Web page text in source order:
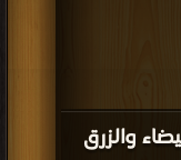
والزرق